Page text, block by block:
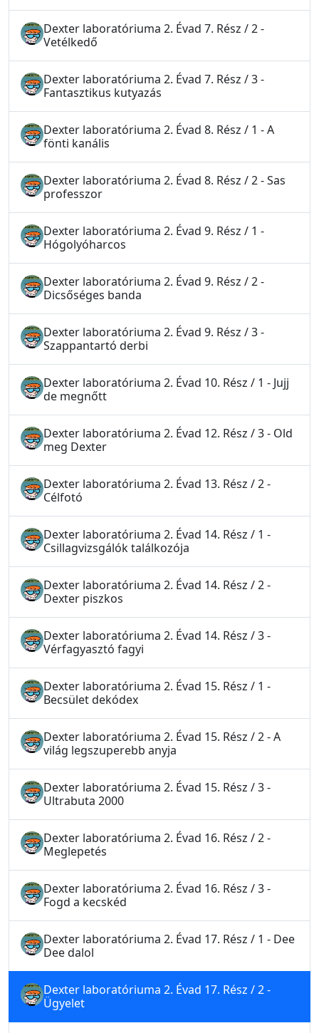
Dexter laboratóriuma 2. Évad 7. Rész / 2 -
Vetélkedő
Dexter laboratóriuma 2. Évad 7. Rész / 3 -
Fantasztikus kutyazás
Dexter laboratóriuma 2. Évad 8. Rész / 1 - A
fönti kanális
Dexter laboratóriuma 2. Évad 8. Rész / 2 - Sas
professzor
Dexter laboratóriuma 2. Évad 9. Rész / 1 -
Hógolyóharcos
Dexter laboratóriuma 2. Évad 9. Rész / 2 -
Dicsőséges banda
Dexter laboratóriuma 2. Évad 9. Rész / 3 -
Szappantartó derbi
Dexter laboratóriuma 2. Évad 10. Rész / 1 - Jujj
de megnőtt
Dexter laboratóriuma 2. Évad 12. Rész / 3 - Old
meg Dexter
Dexter laboratóriuma 2. Évad 13. Rész / 2 -
Célfotó
Dexter laboratóriuma 2. Évad 14. Rész / 1 -
Csillagvizsgálók találkozója
Dexter laboratóriuma 2. Évad 14. Rész / 2 -
Dexter piszkos
Dexter laboratóriuma 2. Évad 14. Rész / 3 -
Vérfagyasztó fagyi
Dexter laboratóriuma 2. Évad 15. Rész / 1 -
Becsület dekódex
Dexter laboratóriuma 2. Évad 15. Rész / 2 - A
világ legszuperebb anyja
Dexter laboratóriuma 2. Évad 15. Rész / 3 -
Ultrabuta 2000
Dexter laboratóriuma 2. Évad 16. Rész / 2 -
Meglepetés
Dexter laboratóriuma 2. Évad 16. Rész / 3 -
Fogd a kecskéd
Dexter laboratóriuma 2. Évad 17. Rész / 1 - Dee
Dee dalol
Dexter laboratóriuma 2. Évad 17. Rész / 2 -
Ügyelet